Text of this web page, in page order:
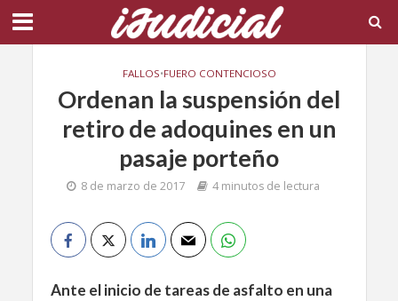
FALLOS•FUERO CONTENCIOSO
Ordenan la suspensión del
retiro de adoquines en un
pasaje porteño
8 de marzo de 2017 4 minutos de lectura
Ante el inicio de tareas de asfalto en una